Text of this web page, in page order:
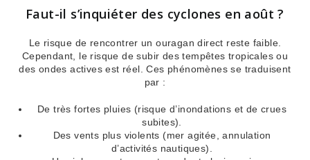
Faut-il s’inquiéter des cyclones en août ?
Le risque de rencontrer un ouragan direct reste faible.
Cependant, le risque de subir des tempêtes tropicales ou
des ondes actives est réel. Ces phénomènes se traduisent
par :
De très fortes pluies (risque d’inondations et de crues
subites).
Des vents plus violents (mer agitée, annulation
d’activités nautiques).